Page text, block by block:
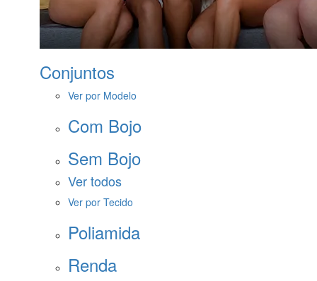
Conjuntos
Ver por Modelo
Com Bojo
Sem Bojo
Ver todos
Ver por Tecido
Poliamida
Renda